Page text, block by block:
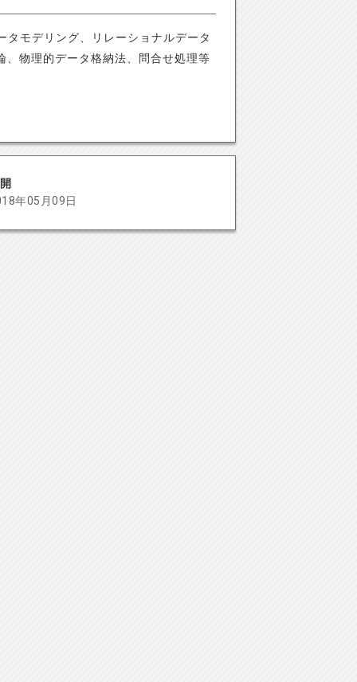
モデリング、リレーショナルデータ
、物理的データ格納法、問合せ処理等
年05月09日